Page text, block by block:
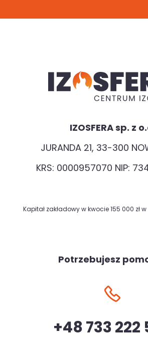
IZOSFERA sp. z
JURANDA 21, 33-300
KRS: 0000957070 NIP:
Kapitał zakładowy w kwocie 155 000 zł
Potrzebujesz
+48 733 222